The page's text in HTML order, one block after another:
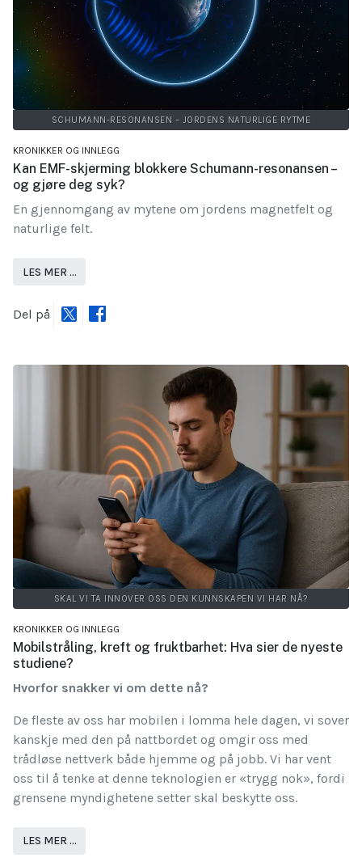
SCHUMANN-RESONANSEN – JORDENS NATURLIGE RYTME
KRONIKKER OG INNLEGG
Kan EMF-skjerming blokkere Schumann-resonansen –
og gjøre deg syk?
En gjennomgang av mytene om jordens magnetfelt og
naturlige felt.
LES MER …
Del på
SKAL VI TA INNOVER OSS DEN KUNNSKAPEN VI HAR NÅ?
KRONIKKER OG INNLEGG
Mobilstråling, kreft og fruktbarhet: Hva sier de nyeste
studiene?
Hvorfor snakker vi om dette nå?
De fleste av oss har mobilen i lomma hele dagen, vi sover
kanskje med den på nattbordet og omgir oss med
trådløse nettverk både hjemme og på jobb. Vi har vent
oss til å tenke at denne teknologien er «trygg nok», fordi
grensene myndighetene setter skal beskytte oss.
LES MER …